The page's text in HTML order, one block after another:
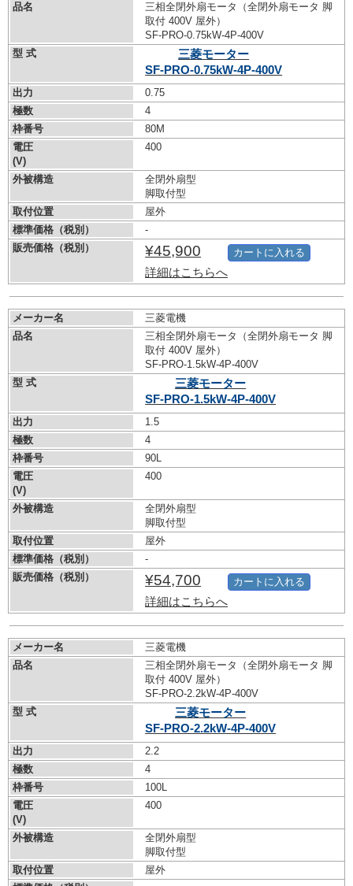
品名
三相全閉外扇モータ（全閉外扇モータ 脚
取付 400V 屋外）
SF-PRO-0.75kW-4P-400V
型 式
三菱モーター
SF-PRO-0.75kW-4P-400V
出力
0.75
極数
4
枠番号
80M
電圧
(V)
400
外被構造
全閉外扇型
脚取付型
取付位置
屋外
標準価格（税別）
-
販売価格（税別）
¥45,900
詳細はこちらへ
カートに入れる
メーカー名
三菱電機
品名
三相全閉外扇モータ（全閉外扇モータ 脚
取付 400V 屋外）
SF-PRO-1.5kW-4P-400V
型 式
三菱モーター
SF-PRO-1.5kW-4P-400V
出力
1.5
極数
4
枠番号
90L
電圧
(V)
400
外被構造
全閉外扇型
脚取付型
取付位置
屋外
標準価格（税別）
-
販売価格（税別）
¥54,700
詳細はこちらへ
カートに入れる
メーカー名
三菱電機
品名
三相全閉外扇モータ（全閉外扇モータ 脚
取付 400V 屋外）
SF-PRO-2.2kW-4P-400V
型 式
三菱モーター
SF-PRO-2.2kW-4P-400V
出力
2.2
極数
4
枠番号
100L
電圧
(V)
400
外被構造
全閉外扇型
脚取付型
取付位置
屋外